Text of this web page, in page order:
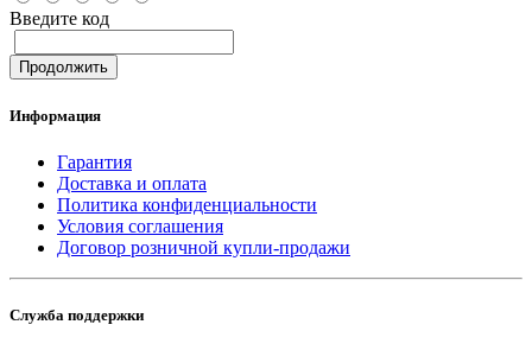
Введите код
Продолжить
Информация
Гарантия
Доставка и оплата
Политика конфиденциальности
Условия соглашения
Договор розничной купли-продажи
Служба поддержки